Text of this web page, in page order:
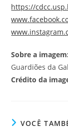
https://
Sobre a imagem:
Guardiões da
Crédito da
VOCÊ